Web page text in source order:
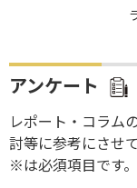
アンケート
レポート・コラム
討等に参考にさせ
※は必須項目です。